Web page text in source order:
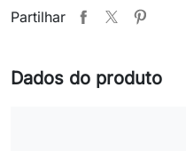
Partilhar
Dados do produto